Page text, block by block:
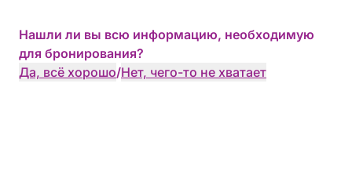
Нашли ли вы всю информацию, необходимую
для бронирования?
Да, всё хорошо/Нет, чего-то не хватает